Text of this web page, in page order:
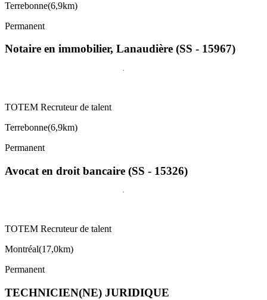
Terrebonne(6,9km)
Permanent
Notaire en immobilier, Lanaudière (SS - 15967)
TOTEM Recruteur de talent
Terrebonne(6,9km)
Permanent
Avocat en droit bancaire (SS - 15326)
TOTEM Recruteur de talent
Montréal(17,0km)
Permanent
TECHNICIEN(NE) JURIDIQUE